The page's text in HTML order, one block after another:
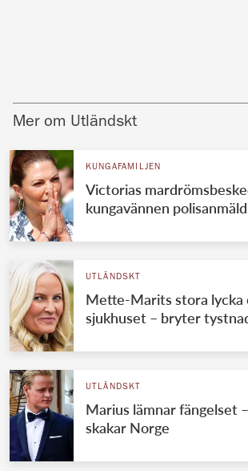
Mer om Utländskt
KUNGAFAMILJEN
Victorias
kungavännen polisanmäld
UTLÄNDSKT
Mette-Marits stora lycka
sjukhuset – bryter
UTLÄNDSKT
Marius lämnar fängelset
skakar Norge